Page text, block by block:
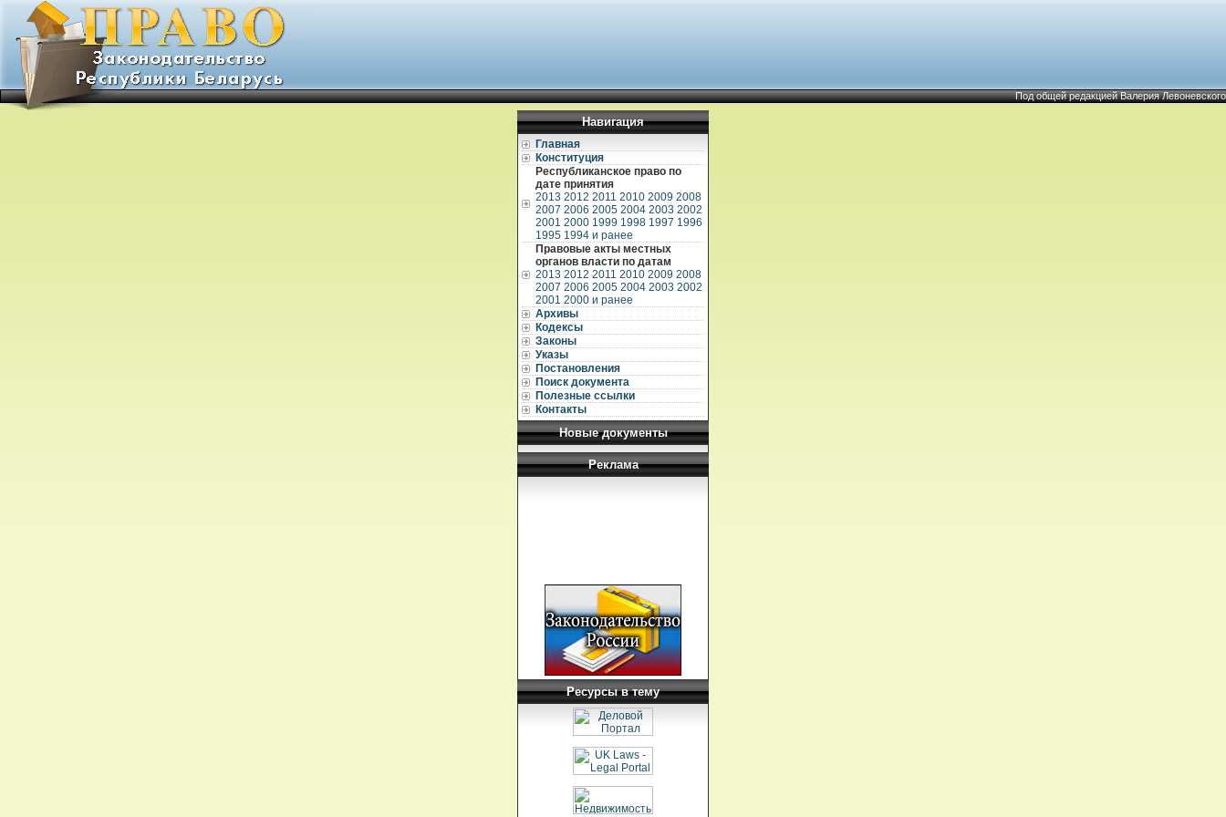
Под общей редакцией Валерия Левоневского
Навигация
Главная
Конституция
Республиканское право по
дате принятия
2013 2012 2011 2010 2009 2008
2007 2006 2005 2004 2003 2002
2001 2000 1999 1998 1997 1996
1995 1994 и ранее
Правовые акты местных
органов власти по датам
2013 2012 2011 2010 2009 2008
2007 2006 2005 2004 2003 2002
2001 2000 и ранее
Архивы
Кодексы
Законы
Указы
Постановления
Поиск документа
Полезные ссылки
Контакты
Новые документы
Реклама
Ресурсы в тему